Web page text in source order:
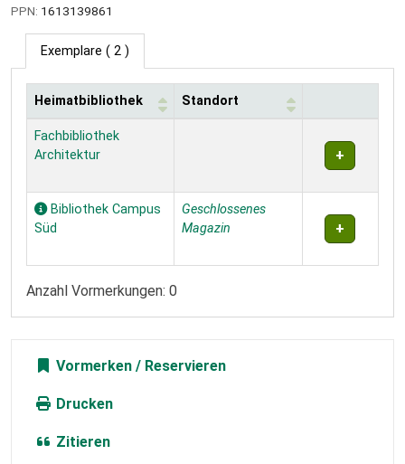
PPN: 1613139861
Exemplare ( 2 )
Exemplare
Heimatbibliothek Standort
Fachbibliothek
Architektur
Bibliothek Campus
Süd
Geschlossenes
Magazin
Anzahl Vormerkungen: 0
Vormerken
Drucken
Zitieren